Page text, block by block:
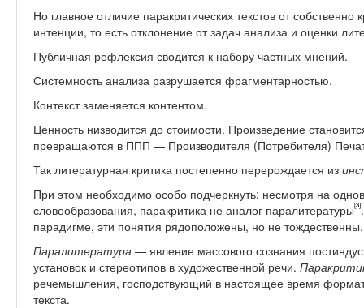
Но главное отличие паракритических текстов от
интенции, то есть отклонение от задач анализа и оценки
Публичная рефлексия сводится к набору частных мнений.
Системность анализа разрушается фрагментарностью.
Контекст заменяется контентом.
Ценность низводится до стоимости. Произведение
превращаются в ППП — Производителя (Потребителя)
Так литературная критика постепенно перерождается из
При этом необходимо особо подчеркнуть: несмотря на
словообразования, паракритика не аналог паралитературы[3]
парадигме, эти понятия рядоположены, но не тождественны.
Паралитература — явление массового сознания
установок и стереотипов в художественной речи.
речемышления, господствующий в настоящее время
текста.